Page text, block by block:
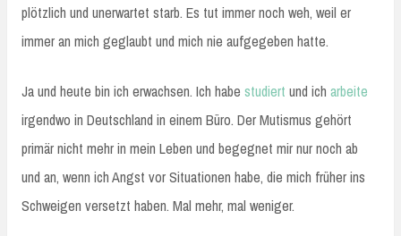
plötzlich und unerwartet starb. Es tut immer noch weh, weil er
immer an mich geglaubt und mich nie aufgegeben hatte.
Ja und heute bin ich erwachsen. Ich habe studiert und ich arbeite
irgendwo in Deutschland in einem Büro. Der Mutismus gehört
primär nicht mehr in mein Leben und begegnet mir nur noch ab
und an, wenn ich Angst vor Situationen habe, die mich früher ins
Schweigen versetzt haben. Mal mehr, mal weniger.